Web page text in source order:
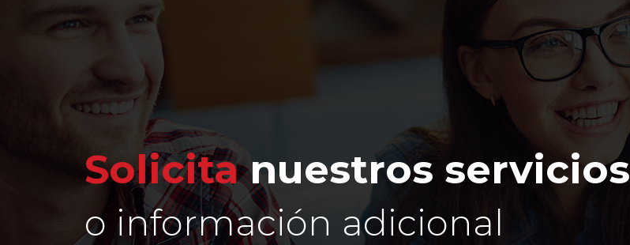
Solicitanuestros servicios
o información adicional